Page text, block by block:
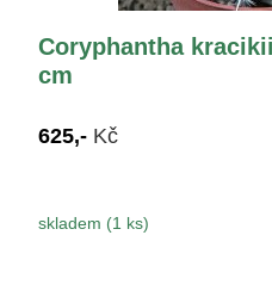
Coryphantha
cm
625,- Kč
skladem (1 ks)